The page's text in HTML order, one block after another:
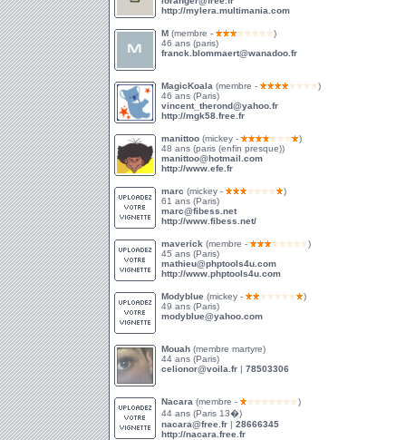
http://mylera.multimania.com
M (membre -
)
46 ans (paris)
franck.blommaert@wanadoo.fr
MagicKoala (membre -
)
46 ans (Paris)
vincent_therond@yahoo.fr
http://mgk58.free.fr
manittoo (mickey -
)
48 ans (paris (enfin presque))
manittoo@hotmail.com
http://www.efe.fr
marc (mickey -
)
61 ans (Paris)
marc@fibess.net
http://www.fibess.net/
maverick (membre -
)
45 ans (Paris)
mathieu@phptools4u.com
http://www.phptools4u.com
Modyblue (mickey -
)
49 ans (Paris)
modyblue@yahoo.com
Mouah (membre martyre)
44 ans (Paris)
celionor@voila.fr | 78503306
Nacara (membre -
)
44 ans (Paris 13�)
nacara@free.fr | 28666345
http://nacara.free.fr